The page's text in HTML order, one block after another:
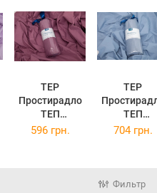
TEP
Простирадло
ТЕП
Натхнення на
TEP
ТЕП
Натхнення
(2-
596 грн. 704 грн.
Фильтр